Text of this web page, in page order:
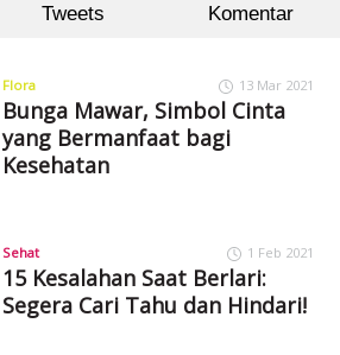
Tweets Komentar
Flora 13 Mar 2021
Bunga Mawar, Simbol Cinta
yang Bermanfaat bagi
Kesehatan
Sehat 1 Feb 2021
15 Kesalahan Saat Berlari:
Segera Cari Tahu dan Hindari!